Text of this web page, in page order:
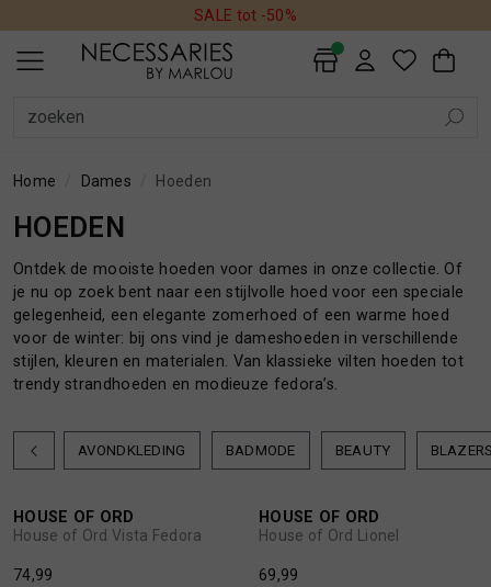
DAMES
AVONDKLEDING
BADMODE
BEAUTY
HEREN
ACCESSOIRES
BEAUTY
BROEKEN
WONEN
INTERIEUR
KUSSENS
PLAIDS
SALE
ALLE DAMES
SALE
AVONDKLEDING
BADMODE
BEAUTY
BLAZERS
BLOUSES
BROEKEN
HANDSCHOENEN
HOEDEN
JASSEN
JEANS
JUMPSUITS
JURKEN
MUTSEN
REGENLAARZEN
ROKKEN
SCHOENEN
SHORTS
SIERADEN
SJAALS
SOKKEN
TASSEN
TOPS EN SHIRTS
TRUIEN
VESTEN
ALLE HEREN
SALE
ACCESSOIRES
BEAUTY
BROEKEN
COLBERTS
HOEDEN EN PETTEN
JASSEN
JEANS
OVERHEMDEN
OVERSHIRTS
POLO'S
SCHOENEN EN REGENLAARZEN
SHORTS
SJAALS
SOKKEN
T-SHIRTS
TASSEN EN RUGZAKKEN
TRUIEN
VESTEN
ALLE WONEN
HONDEN
INTERIEUR
KUSSENS
PLAIDS
DAMES
HEREN
SALE tot -50%
Home Dames Hoeden
HOEDEN
Ontdek de mooiste hoeden voor dames in onze collectie. Of
je nu op zoek bent naar een stijlvolle hoed voor een speciale
gelegenheid, een elegante zomerhoed of een warme hoed
voor de winter: bij ons vind je dameshoeden in verschillende
stijlen, kleuren en materialen. Van klassieke vilten hoeden tot
trendy strandhoeden en modieuze fedora’s.
AVONDKLEDING BADMODE BEAUTY
1/2
HOUSE OF ORD
House of Ord Vista Fedora
74,99
1/2
HOUSE OF ORD
House of Ord Lionel
69,99